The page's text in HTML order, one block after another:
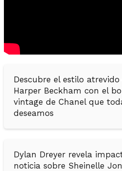
Descubre el estilo atrevido
Harper Beckham con el
vintage de Chanel que
deseamos
Dylan Dreyer revela
noticia sobre Sheinelle